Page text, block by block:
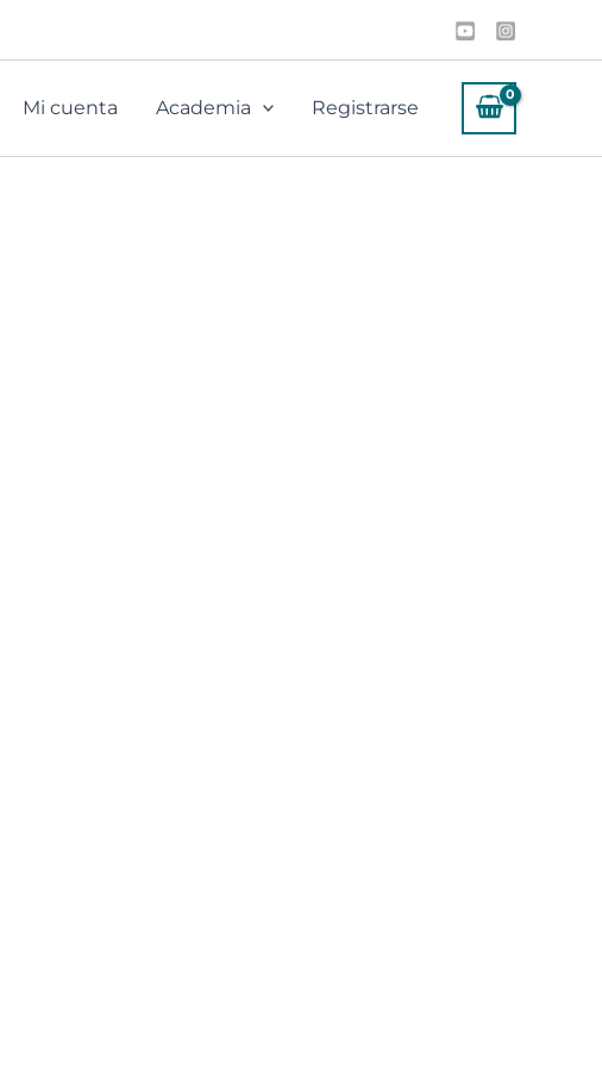
Mi cuenta Academia Registrarse